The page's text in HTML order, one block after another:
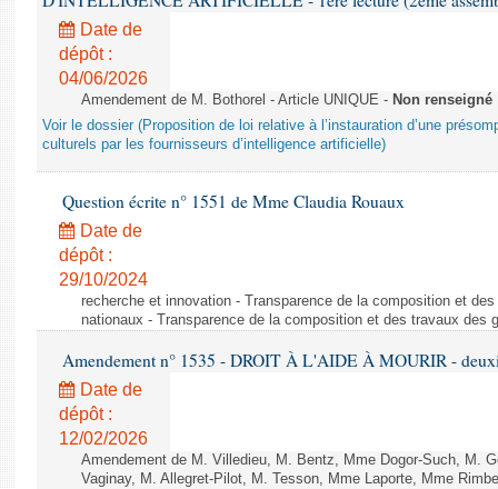
Date de
dépôt :
04/06/2026
Amendement de M. Bothorel - Article UNIQUE - Non renseigné
Voir le dossier (Proposition de loi relative à l’instauration d’une
culturels par les fournisseurs d’intelligence artificielle)
Question écrite n° 1551 de Mme Claudia Rouaux
Date de
dépôt :
29/10/2024
recherche et innovation - Transparence de la composition et
nationaux - Transparence de la composition et des travaux des
Amendement n° 1535 - DROIT À L'AIDE À MOURIR -
Date de
dépôt :
12/02/2026
Amendement de M. Villedieu, M. Bentz, Mme Dogor-Such, M.
Vaginay, M. Allegret-Pilot, M. Tesson, Mme Laporte, Mme